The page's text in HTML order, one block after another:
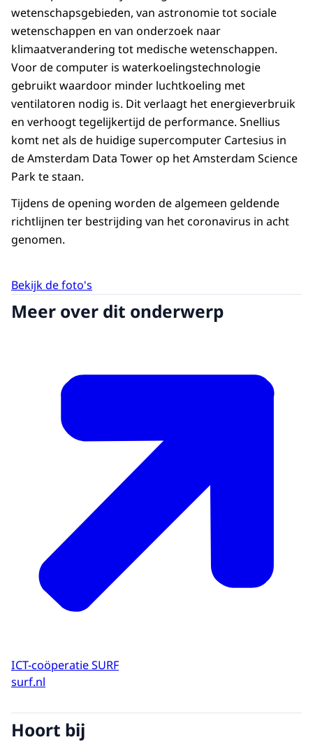
wetenschapsgebieden, van astronomie tot sociale
wetenschappen en van onderzoek naar
klimaatverandering tot medische wetenschappen.
Voor de computer is waterkoelingstechnologie
gebruikt waardoor minder luchtkoeling met
ventilatoren nodig is. Dit verlaagt het energieverbruik
en verhoogt tegelijkertijd de performance. Snellius
komt net als de huidige supercomputer Cartesius in
de Amsterdam Data Tower op het Amsterdam Science
Park te staan.
Tijdens de opening worden de algemeen geldende
richtlijnen ter bestrijding van het coronavirus in acht
genomen.
Bekijk de foto's
Meer over dit onderwerp
ICT-coöperatie SURF
surf.nl
Hoort bij